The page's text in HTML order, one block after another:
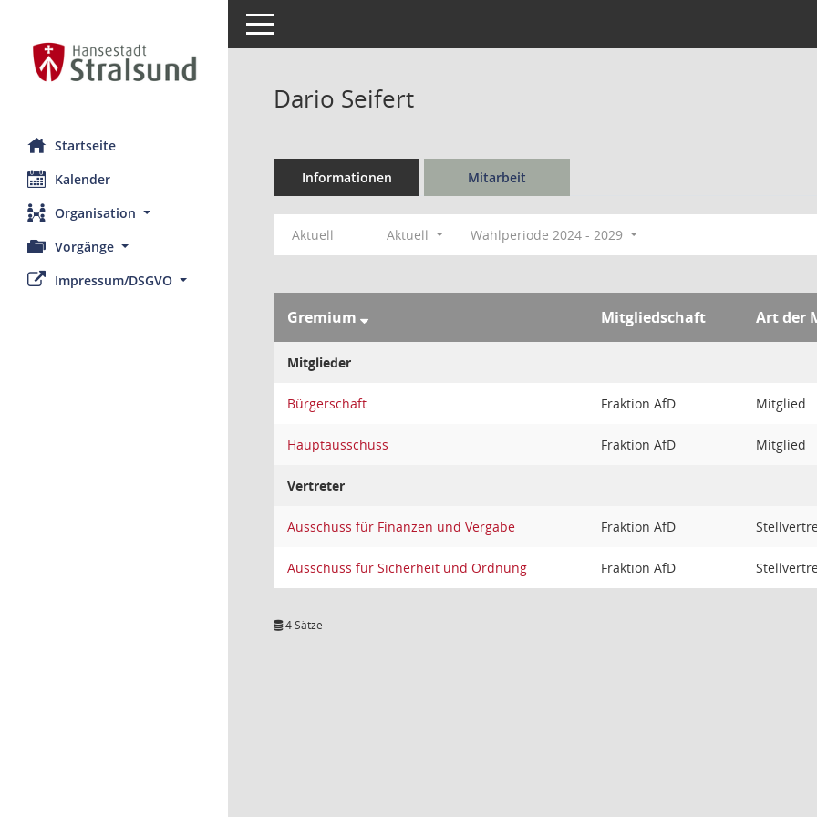
Startseite
Kalender
Organisation
Vorgänge
Impressum/DSGVO
Toggle navigation
Dario Seifert
Informationen Mitarbeit
Aktuell Aktuell Wahlperiode 2024 - 2029
Gremium Mitgliedschaft Art der
Mitglieder
Bürgerschaft Fraktion AfD Mitglied
Hauptausschuss Fraktion AfD Mitglied
Vertreter
Ausschuss für Finanzen und Vergabe Fraktion AfD
Ausschuss für Sicherheit und Ordnung Fraktion AfD
4 Sätze